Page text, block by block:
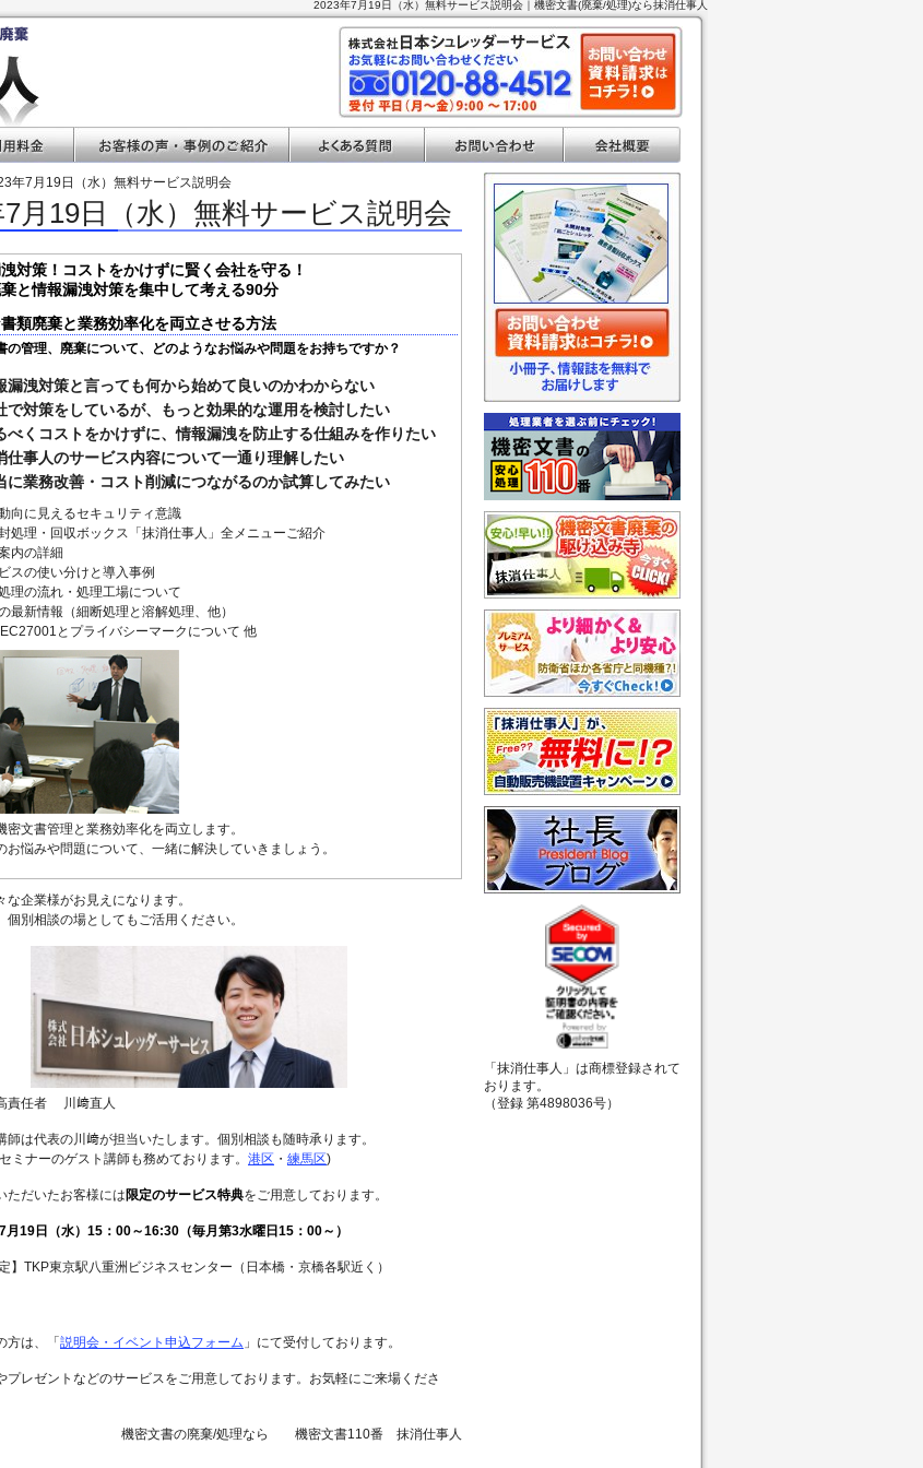
2023年7月19日（水）無料サービス説明会｜機密文書(廃棄/処理)なら抹消仕事人
年7月19日（水）無料サービス説明会
7月19日（水）無料サービス説明会
対策！コストをかけずに賢く会社を守る！
と情報漏洩対策を集中して考える90分
類廃棄と業務効率化を両立させる方法
の管理、廃棄について、どのようなお悩みや問題をお持ちですか？
漏洩対策と言っても何から始めて良いのかわからない
で対策をしているが、もっと効果的な運用を検討したい
べくコストをかけずに、情報漏洩を防止する仕組みを作りたい
仕事人のサービス内容について一通り理解したい
に業務改善・コスト削減につながるのか試算してみたい
向に見えるセキュリティ意識
処理・回収ボックス「抹消仕事人」全メニューご紹介
内の詳細
スの使い分けと導入事例
理の流れ・処理工場について
最新情報（細断処理と溶解処理、他）
とプライバシーマークについて 他
密文書管理と業務効率化を両立します。
お悩みや問題について、一緒に解決していきましょう。
な企業様がお見えになります。
個別相談の場としてもご活用ください。
責任者 川﨑直人
師は代表の川﨑が担当いたします。個別相談も随時承ります。
ミナーのゲスト講師も務めております。 港区 ・ 練馬区)
ただいたお客様には 限定のサービス特典をご用意しております。
19日 （水）15：00～16:30（毎月第3水曜日15：00～）
TKP東京駅八重洲ビジネスセンター（日本橋・京橋各駅近く）
方は、「 説明会・イベント申込フォーム 」にて受付しております。
プレゼントなどのサービスをご用意しております。お気軽にご来場くださ
機密文書の廃棄/処理なら 機密文書110番 抹消仕事人
「抹消仕事人」は商標登録されて
おります。
（登録 第4898036号）